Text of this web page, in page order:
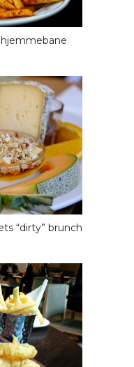
“dirty” brunch